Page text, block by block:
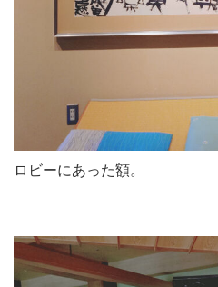
ロビーにあった額。